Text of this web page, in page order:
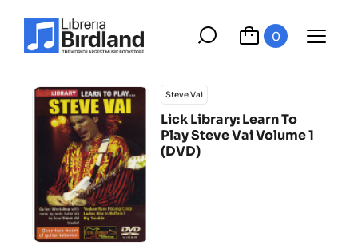
0
Steve Vai
Lick Library: Learn To
Play Steve Vai Volume 1
(DVD)